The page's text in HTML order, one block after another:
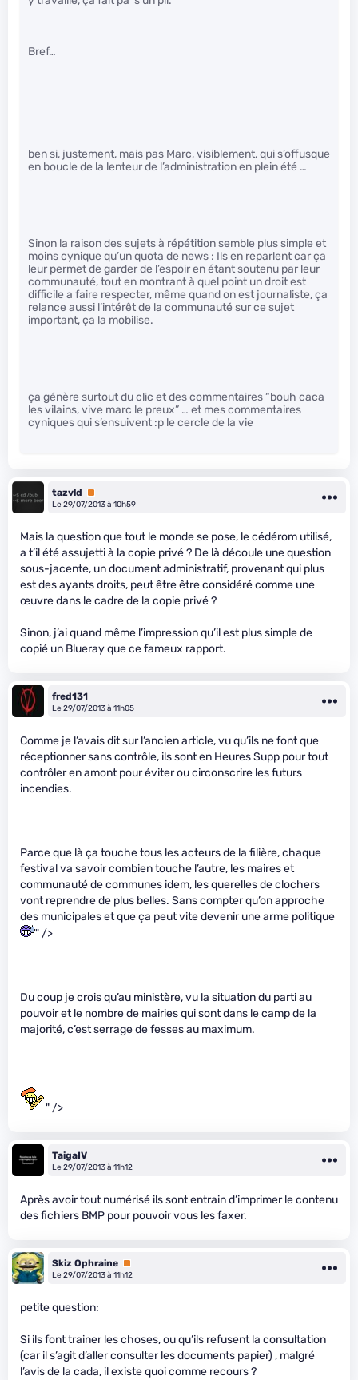
Bref…
ben si, justement, mais pas Marc, visiblement, qui s’offusque
en boucle de la lenteur de l’administration en plein été …
Sinon la raison des sujets à répétition semble plus simple et
moins cynique qu’un quota de news : Ils en reparlent car ça
leur permet de garder de l’espoir en étant soutenu par leur
communauté, tout en montrant à quel point un droit est
difficile a faire respecter, même quand on est journaliste, ça
relance aussi l’intérêt de la communauté sur ce sujet
important, ça la mobilise.
ça génère surtout du clic et des commentaires “bouh caca
les vilains, vive marc le preux” … et mes commentaires
cyniques qui s’ensuivent :p le cercle de la vie
tazvld
Premium
Le 29/07/2013 à 10h59
Mais la question que tout le monde se pose, le cédérom utilisé,
a t’il été assujetti à la copie privé ? De là découle une question
sous-jacente, un document administratif, provenant qui plus
est des ayants droits, peut être être considéré comme une
œuvre dans le cadre de la copie privé ?
Sinon, j’ai quand même l’impression qu’il est plus simple de
copié un Blueray que ce fameux rapport.
fred131
Le 29/07/2013 à 11h05
Comme je l’avais dit sur l’ancien article, vu qu’ils ne font que
réceptionner sans contrôle, ils sont en Heures Supp pour tout
contrôler en amont pour éviter ou circonscrire les futurs
incendies.
Parce que là ça touche tous les acteurs de la filière, chaque
festival va savoir combien touche l’autre, les maires et
communauté de communes idem, les querelles de clochers
vont reprendre de plus belles. Sans compter qu’on approche
des municipales et que ça peut vite devenir une arme politique
" />
Du coup je crois qu’au ministère, vu la situation du parti au
pouvoir et le nombre de mairies qui sont dans le camp de la
majorité, c’est serrage de fesses au maximum.
" />
TaigaIV
Le 29/07/2013 à 11h12
Après avoir tout numérisé ils sont entrain d’imprimer le contenu
des fichiers BMP pour pouvoir vous les faxer.
Skiz Ophraine Premium
Le 29/07/2013 à 11h12
petite question:
Si ils font trainer les choses, ou qu’ils refusent la consultation
(car il s’agit d’aller consulter les documents papier) , malgré
l’avis de la cada, il existe quoi comme recours ?